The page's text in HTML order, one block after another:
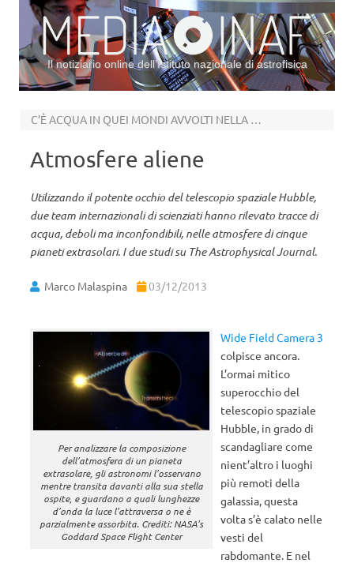
Il notiziario online dell’Istituto nazionale di astrofisica
C’È ACQUA IN QUEI MONDI AVVOLTI NELLA NEBBIA
Atmosfere aliene
Utilizzando il potente occhio del telescopio spaziale Hubble,
due team internazionali di scienziati hanno rilevato tracce di
acqua, deboli ma inconfondibili, nelle atmosfere di cinque
pianeti extrasolari. I due studi su The Astrophysical Journal.
Marco Malaspina 03/12/2013
Per analizzare la composizione
dell’atmosfera di un pianeta
extrasolare, gli astronomi l’osservano
mentre transita davanti alla sua stella
ospite, e guardano a quali lunghezze
d’onda la luce l’attraversa o ne è
parzialmente assorbita. Crediti: NASA’s
Goddard Space Flight Center
Wide Field Camera 3
colpisce ancora.
L’ormai mitico
superocchio del
telescopio spaziale
Hubble, in grado di
scandagliare come
nient’altro i luoghi
più remoti della
galassia, questa
volta s’è calato nelle
vesti del
rabdomante. E nel